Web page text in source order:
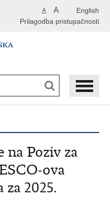
English
A A
Prilagodba pristupačnosti
na Poziv za
ova
2025.